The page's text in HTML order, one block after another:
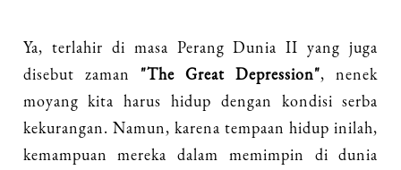
Ya, terlahir di masa Perang Dunia II yang juga
disebut zaman "The Great Depression", nenek
moyang kita harus hidup dengan kondisi serba
kekurangan. Namun, karena tempaan hidup inilah,
kemampuan mereka dalam memimpin di dunia